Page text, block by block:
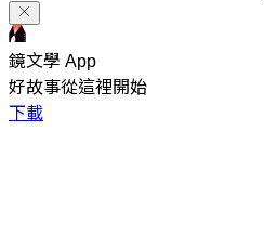
鏡文學 App
好故事從這裡開始
下載